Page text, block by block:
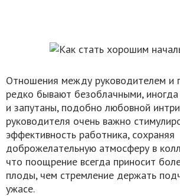
Отношения между руководителем и
редко бывают безоблачными,
и запутаны, подобно любовной
руководителя очень важно
эффективность работника, сохраняя
доброжелательную атмосферу в
что поощрение всегда приносит
плоды, чем стремление держать
ужасе.